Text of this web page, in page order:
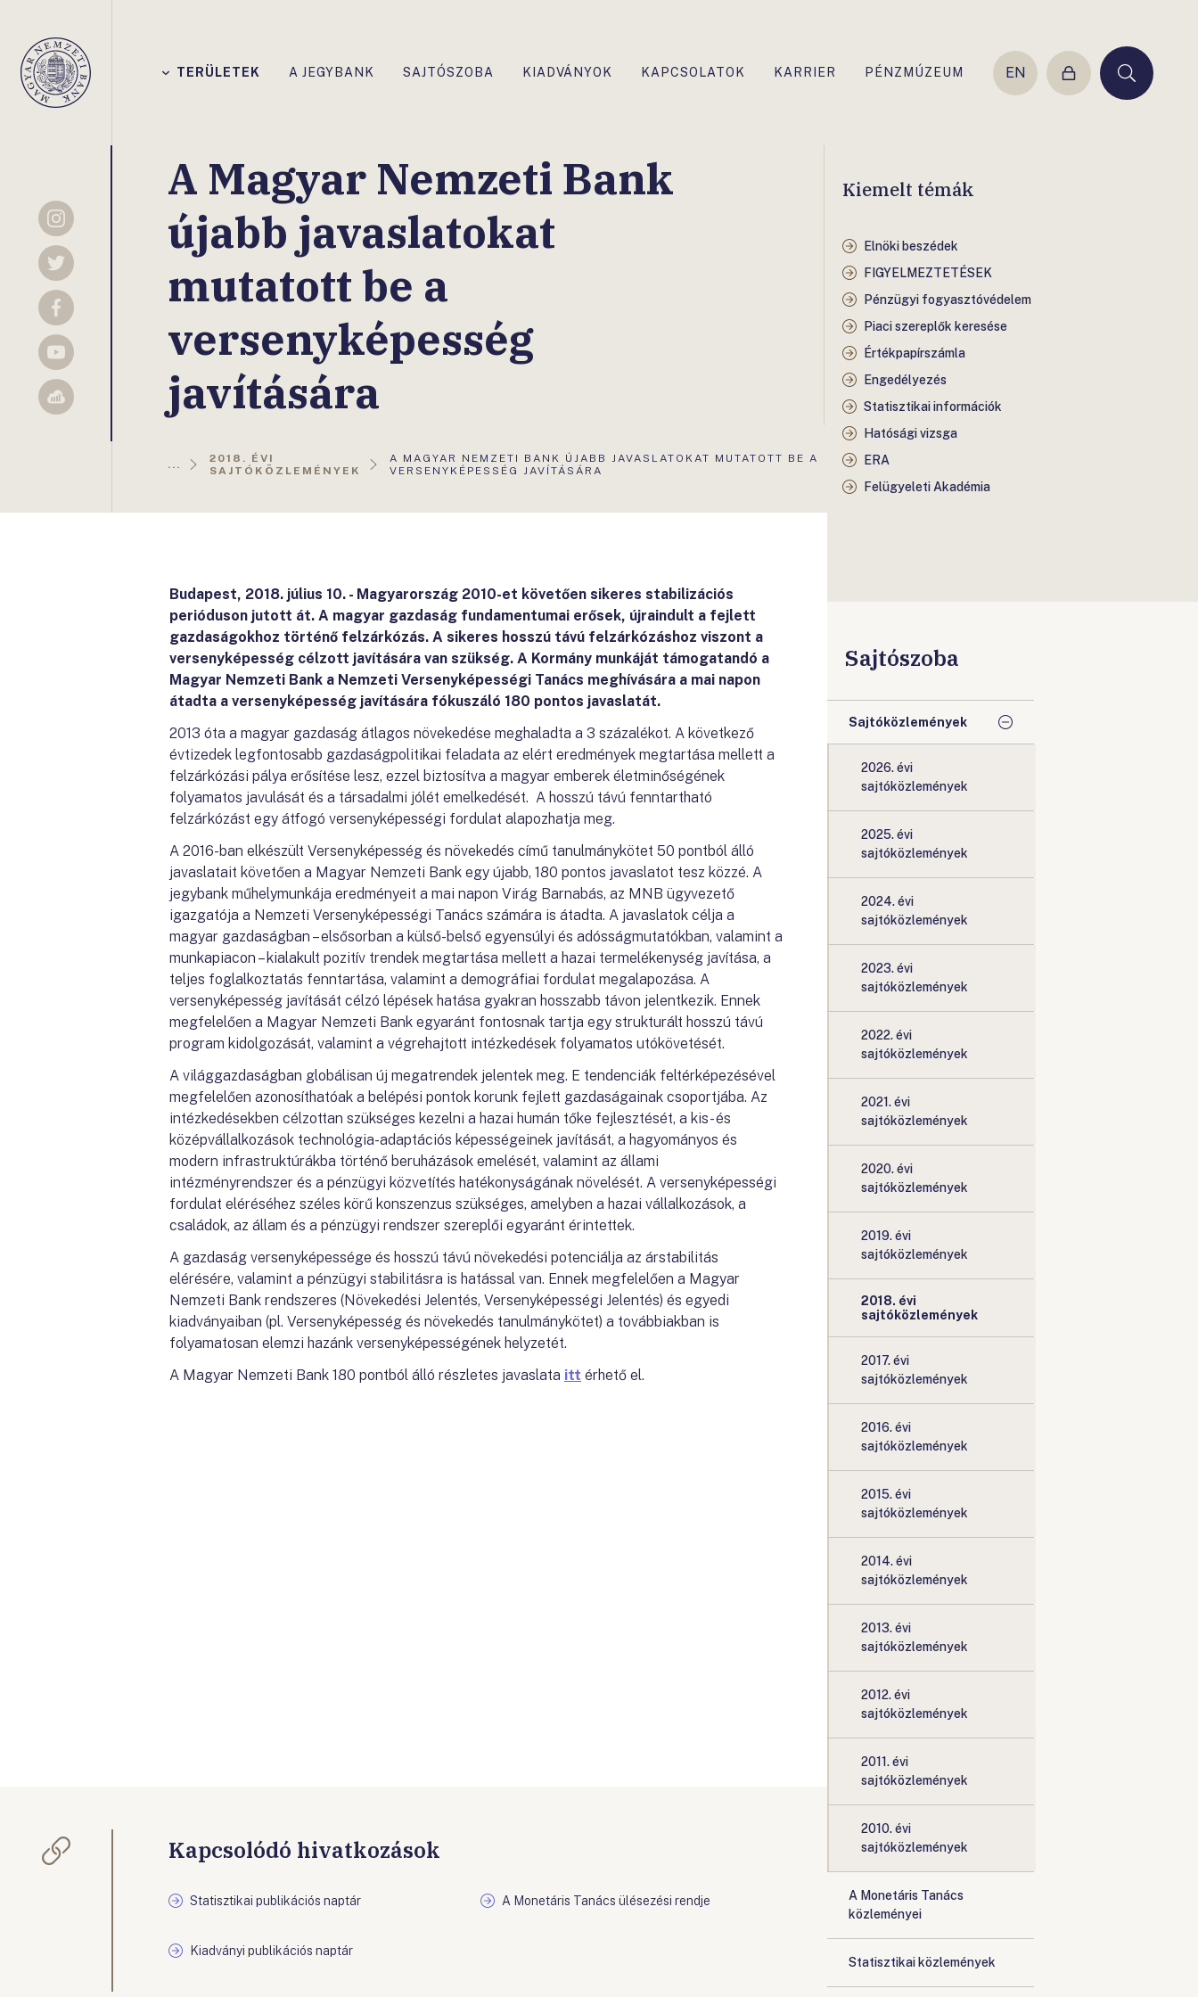
Magyar
Nemzeti
TERÜLETEK A JEGYBANK SAJTÓSZOBA KIADVÁNYOK KAPCSOLATOK KARRIER PÉNZMÚZEUM EN
Belépés Keresés
Instagram
Twitter
Facebook
YouTube
Sellsy
A Magyar Nemzeti Bank
újabb javaslatokat
mutatott be a
versenyképesség
javítására
...
2018. ÉVI
SAJTÓKÖZLEMÉNYEK
AKTUÁLIS
OLDAL:
A MAGYAR NEMZETI BANK ÚJABB JAVASLATOKAT MUTATOTT BE A
VERSENYKÉPESSÉG JAVÍTÁSÁRA
Kiemelt témák
Elnöki beszédek
FIGYELMEZTETÉSEK
Pénzügyi fogyasztóvédelem
Piaci szereplők keresése
Értékpapírszámla
Engedélyezés
Statisztikai információk
Hatósági vizsga
ERA
Felügyeleti Akadémia
Budapest, 2018. július 10. - Magyarország 2010-et követően sikeres stabilizációs
perióduson jutott át. A magyar gazdaság fundamentumai erősek, újraindult a fejlett
gazdaságokhoz történő felzárkózás. A sikeres hosszú távú felzárkózáshoz viszont a
versenyképesség célzott javítására van szükség. A Kormány munkáját támogatandó a
Magyar Nemzeti Bank a Nemzeti Versenyképességi Tanács meghívására a mai napon
átadta a versenyképesség javítására fókuszáló 180 pontos javaslatát.
2013 óta a magyar gazdaság átlagos növekedése meghaladta a 3 százalékot. A következő
évtizedek legfontosabb gazdaságpolitikai feladata az elért eredmények megtartása mellett a
felzárkózási pálya erősítése lesz, ezzel biztosítva a magyar emberek életminőségének
folyamatos javulását és a társadalmi jólét emelkedését. A hosszú távú fenntartható
felzárkózást egy átfogó versenyképességi fordulat alapozhatja meg.
A 2016-ban elkészült Versenyképesség és növekedés című tanulmánykötet 50 pontból álló
javaslatait követően a Magyar Nemzeti Bank egy újabb, 180 pontos javaslatot tesz közzé. A
jegybank műhelymunkája eredményeit a mai napon Virág Barnabás, az MNB ügyvezető
igazgatója a Nemzeti Versenyképességi Tanács számára is átadta. A javaslatok célja a
magyar gazdaságban – elsősorban a külső-belső egyensúlyi és adósságmutatókban, valamint a
munkapiacon – kialakult pozitív trendek megtartása mellett a hazai termelékenység javítása, a
teljes foglalkoztatás fenntartása, valamint a demográfiai fordulat megalapozása. A
versenyképesség javítását célzó lépések hatása gyakran hosszabb távon jelentkezik. Ennek
megfelelően a Magyar Nemzeti Bank egyaránt fontosnak tartja egy strukturált hosszú távú
program kidolgozását, valamint a végrehajtott intézkedések folyamatos utókövetését.
A világgazdaságban globálisan új megatrendek jelentek meg. E tendenciák feltérképezésével
megfelelően azonosíthatóak a belépési pontok korunk fejlett gazdaságainak csoportjába. Az
intézkedésekben célzottan szükséges kezelni a hazai humán tőke fejlesztését, a kis- és
középvállalkozások technológia-adaptációs képességeinek javítását, a hagyományos és
modern infrastruktúrákba történő beruházások emelését, valamint az állami
intézményrendszer és a pénzügyi közvetítés hatékonyságának növelését. A versenyképességi
fordulat eléréséhez széles körű konszenzus szükséges, amelyben a hazai vállalkozások, a
családok, az állam és a pénzügyi rendszer szereplői egyaránt érintettek.
A gazdaság versenyképessége és hosszú távú növekedési potenciálja az árstabilitás
elérésére, valamint a pénzügyi stabilitásra is hatással van. Ennek megfelelően a Magyar
Nemzeti Bank rendszeres (Növekedési Jelentés, Versenyképességi Jelentés) és egyedi
kiadványaiban (pl. Versenyképesség és növekedés tanulmánykötet) a továbbiakban is
folyamatosan elemzi hazánk versenyképességének helyzetét.
A Magyar Nemzeti Bank 180 pontból álló részletes javaslata itt érhető el.
Kapcsolódó hivatkozások
Statisztikai publikációs naptár A Monetáris Tanács ülésezési rendje
Kiadványi publikációs naptár
Sajtószoba
Sajtóközlemények
2026. évi
sajtóközlemények
2025. évi
sajtóközlemények
2024. évi
sajtóközlemények
2023. évi
sajtóközlemények
2022. évi
sajtóközlemények
2021. évi
sajtóközlemények
2020. évi
sajtóközlemények
2019. évi
sajtóközlemények
2018. évi
sajtóközlemények
2017. évi
sajtóközlemények
2016. évi
sajtóközlemények
2015. évi
sajtóközlemények
2014. évi
sajtóközlemények
2013. évi
sajtóközlemények
2012. évi
sajtóközlemények
2011. évi
sajtóközlemények
2010. évi
sajtóközlemények
A Monetáris Tanács
közleményei
Statisztikai közlemények